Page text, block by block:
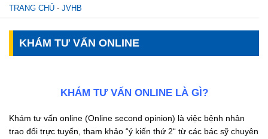
TRANG CHỦ - JVHB
KHÁM TƯ VẤN ONLINE
KHÁM TƯ VẤN ONLINE LÀ GÌ?
Khám tư vấn online (Online second opinion) là việc bệnh nhân
trao đổi trực tuyến, tham khảo “ý kiến thứ 2“ từ các bác sỹ chuyên